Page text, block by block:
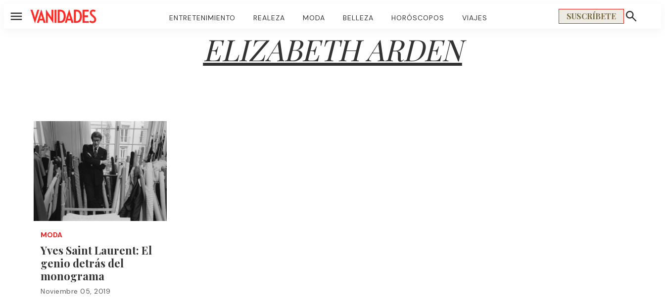
Menú ENTRETENIMIENTO REALEZA MODA BELLEZA HORÓSCOPOS VIAJES SUSCRÍBETE
Mostrar
ELIZABETH ARDEN
MODA
Yves Saint Laurent: El
genio detrás del
monograma
Noviembre 05, 2019